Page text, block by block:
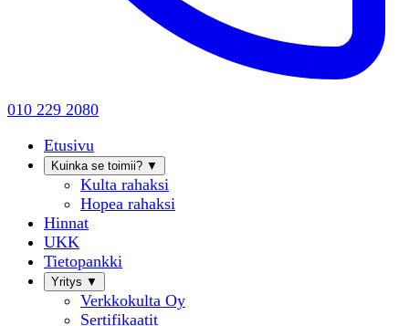
010 229 2080
Etusivu
Kuinka se toimii? ▼
Kulta rahaksi
Hopea rahaksi
Hinnat
UKK
Tietopankki
Yritys ▼
Verkkokulta Oy
Sertifikaatit